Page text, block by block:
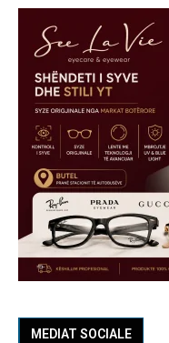
MEDIAT SOCIALE